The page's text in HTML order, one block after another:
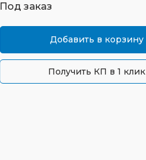
Под заказ
Добавить в корзину
Получить КП в 1 клик